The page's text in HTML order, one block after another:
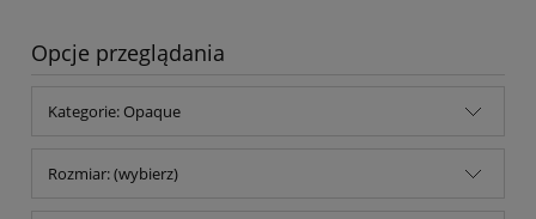
Opcje przeglądania
Kategorie: Opaque
Rozmiar: (wybierz)